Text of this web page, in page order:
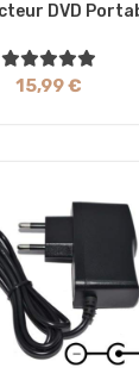
DVD
15,99 €